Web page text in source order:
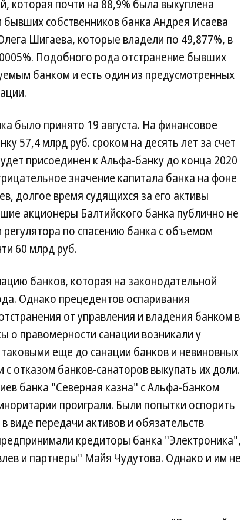
которая почти на 88,9% была выкуплена
собственников банка Андрея Исаева
Шигаева, которые владели по 49,877%, в
Подобного рода отстранение бывших
банком и есть один из предусмотренных
было принято 19 августа. На финансовое
57,4 млрд руб. сроком на десять лет за счет
присоединен к Альфа-банку до конца 2020
значение капитала банка на фоне
долгое время судящихся за его активы
акционеры Балтийского банка публично не
по спасению банка с объемом
60 млрд руб.
банков, которая на законодательной
Однако прецедентов оспаривания
от управления и владения банком в
о правомерности санации возникали у
еще до санации банков и невиновных
отказом банков-санаторов выкупать их доли.
банка "Северная казна" с Альфа-банком
проиграли. Были попытки оспорить
передачи активов и обязательств
кредиторы банка "Электроника",
и партнеры" Майя Чудутова. Однако и им не